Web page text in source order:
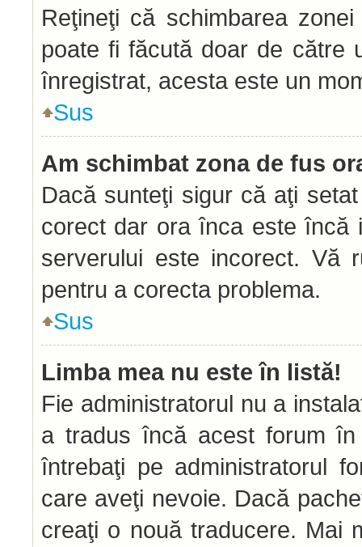
Reţineţi că schimbarea
poate fi făcută doar de către
înregistrat, acesta este un
Sus
Am schimbat zona de fus
Dacă sunteţi sigur că aţi
corect dar ora înca este încă
serverului este incorect. Vă
pentru a corecta problema.
Sus
Limba mea nu este în listă!
Fie administratorul nu a
a tradus încă acest forum în
întrebaţi pe administratorul
care aveţi nevoie. Dacă
creaţi o nouă traducere. Mai